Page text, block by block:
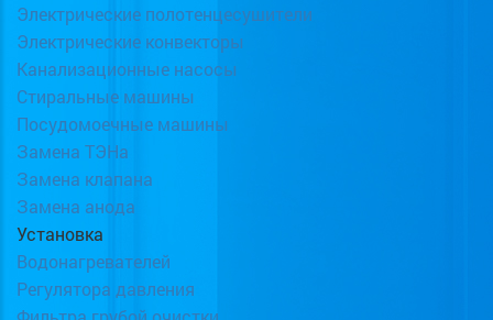
Электрические полотенцесушители
Электрические конвекторы
Канализационные насосы
Стиральные машины
Посудомоечные машины
Замена ТЭНа
Замена клапана
Замена анода
Установка
Водонагревателей
Регулятора давления